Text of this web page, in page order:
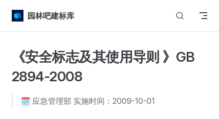
Skip to content
园林吧建标库
《安全标志及其使用导则 》GB
2894-2008
🗓️ 应急管理部 实施时间：2009-10-01